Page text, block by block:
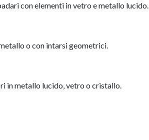
con elementi in vetro e metallo lucido.
o con intarsi geometrici.
in metallo lucido, vetro o cristallo.